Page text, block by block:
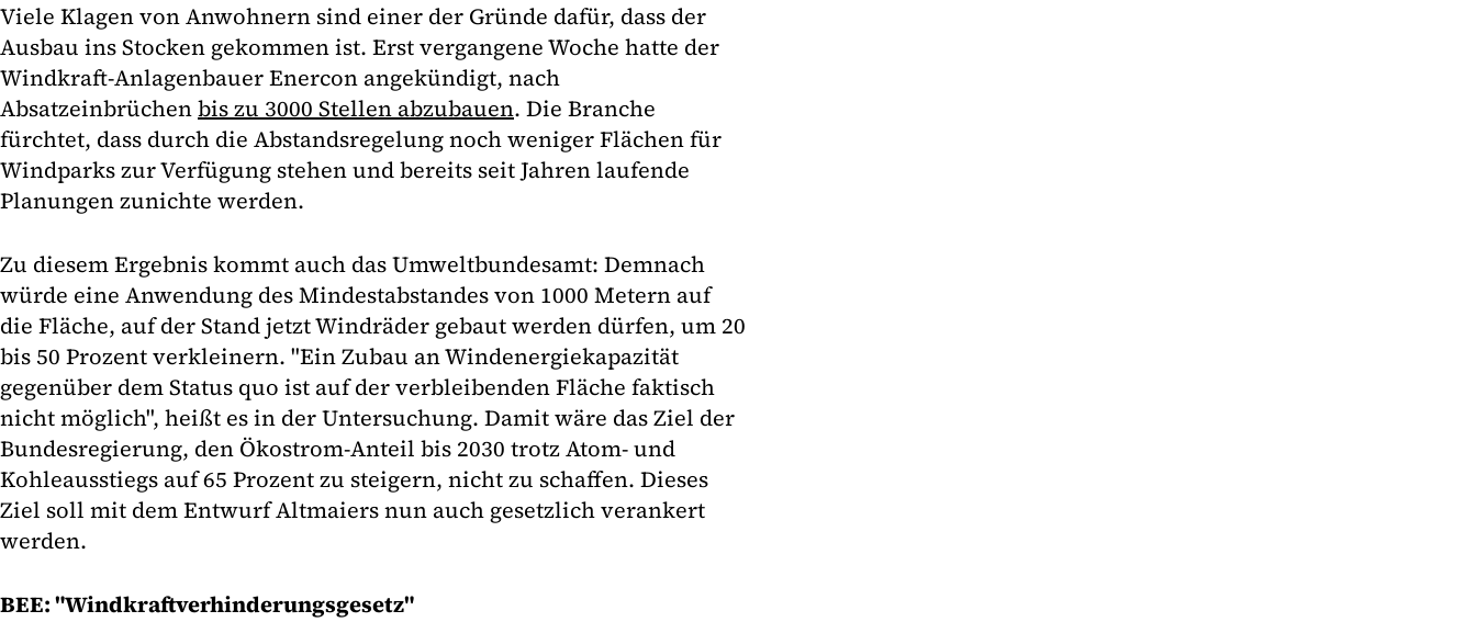
Viele Klagen von Anwohnern sind einer der Gründe dafür, dass der
Ausbau ins Stocken gekommen ist. Erst vergangene Woche hatte der
Windkraft-Anlagenbauer Enercon angekündigt, nach
Absatzeinbrüchenbis zu 3000 Stellen abzubauen. Die Branche
fürchtet, dass durch die Abstandsregelung noch weniger Flächen für
Windparks zur Verfügung stehen und bereits seit Jahren laufende
Planungen zunichte werden.
Zu diesem Ergebnis kommt auch das Umweltbundesamt: Demnach
würde eine Anwendung des Mindestabstandes von 1000 Metern auf
die Fläche, auf der Stand jetzt Windräder gebaut werden dürfen, um 20
bis 50 Prozent verkleinern. "Ein Zubau an Windenergiekapazität
gegenüber dem Status quo ist auf der verbleibenden Fläche faktisch
nicht möglich", heißt es in der Untersuchung. Damit wäre das Ziel der
Bundesregierung, den Ökostrom-Anteil bis 2030 trotz Atom- und
Kohleausstiegs auf 65 Prozent zu steigern, nicht zu schaffen. Dieses
Ziel soll mit dem Entwurf Altmaiers nun auch gesetzlich verankert
werden.
BEE: "Windkraftverhinderungsgesetz"